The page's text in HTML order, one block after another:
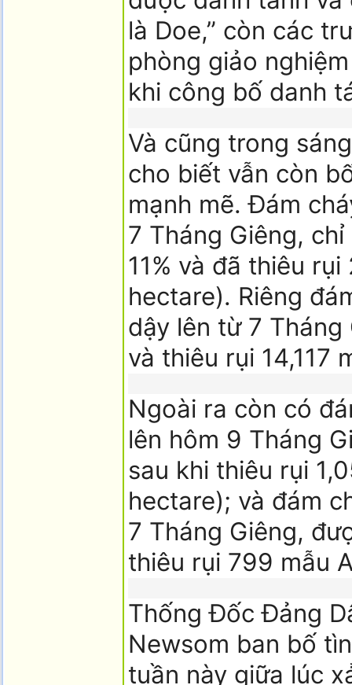
là Doe,” còn các
phòng giảo
khi công bố danh
Và cũng trong
cho biết vẫn còn
mạnh mẽ. Đám
7 Tháng Giêng,
11% và đã thiêu
hectare). Riêng
dậy lên từ 7
và thiêu rụi 14,117
Ngoài ra còn có
lên hôm 9 Tháng
sau khi thiêu rụi
hectare); và đám
7 Tháng Giêng,
thiêu rụi 799 mẫu
Thống Đốc Đảng
Newsom ban bố
tuần này giữa lúc